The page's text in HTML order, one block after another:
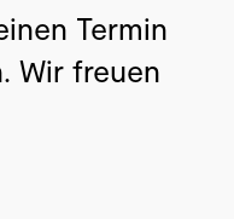
Termin
Wir freuen